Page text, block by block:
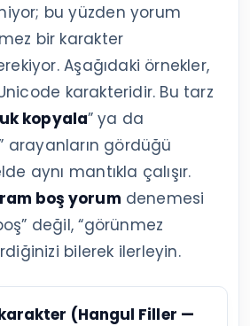
bu yüzden yorum
bir karakter
Aşağıdaki örnekler,
karakteridir. Bu tarz
kopyala” ya da
arayanların gördüğü
aynı mantıkla çalışır.
boş yorum denemesi
değil, “görünmez
bilerek ilerleyin.
(Hangul Filler —